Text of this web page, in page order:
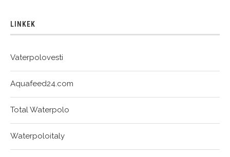
LINKEK
Vaterpolovesti
Aquafeed24.com
Total Waterpolo
Waterpoloitaly